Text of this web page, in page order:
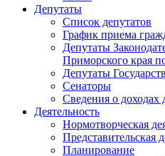
Депутаты
Список депутатов
График приема
Депутаты
Приморского края
Депутаты
Сенаторы
Сведения о доходах
Деятельность
Нормотворческая
Представительская
Планирование